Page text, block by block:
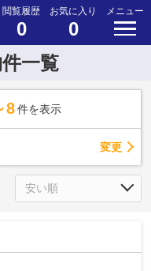
閲覧履歴
0
お気に入り
0
メニュー
一覧
8 件を表示
変更